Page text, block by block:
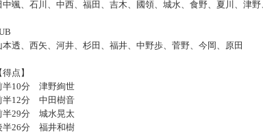
中颯、石川、中西、福田、吉木、國領、城水、食野、夏川、津
本透、西矢、河井、杉田、福井、中野歩、菅野、今岡、原田
得点】
半10分 津野絢世
半12分 中田樹音
半29分 城水晃太
半26分 福井和樹